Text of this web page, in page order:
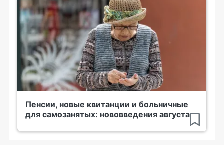
Пенсии, новые квитанции и больничные
для самозанятых: нововведения августа